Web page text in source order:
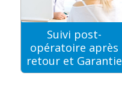
Suivi post-
opératoire après
retour et Garantie